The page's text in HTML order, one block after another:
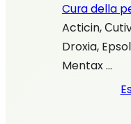
Cura della
Acticin,
Droxia,
Mentax …